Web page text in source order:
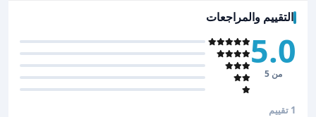
التقييم والمراجعات
5.0
من 5
1 تقييم